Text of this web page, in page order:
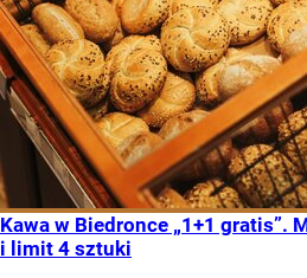
Kawa w Biedronce „1+1 gratis”.
i limit 4 sztuki